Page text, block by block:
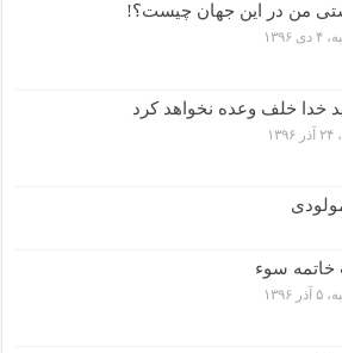
من در این جهان چیست؟!
۱۳۹۶
خدا خلف وعده نخواهد کرد
خاتمه سوء
۱۳۹۶